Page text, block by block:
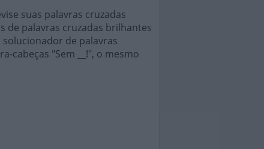
suas palavras cruzadas
de palavras cruzadas brilhantes
de palavras
cabeças "Sem __!", o mesmo